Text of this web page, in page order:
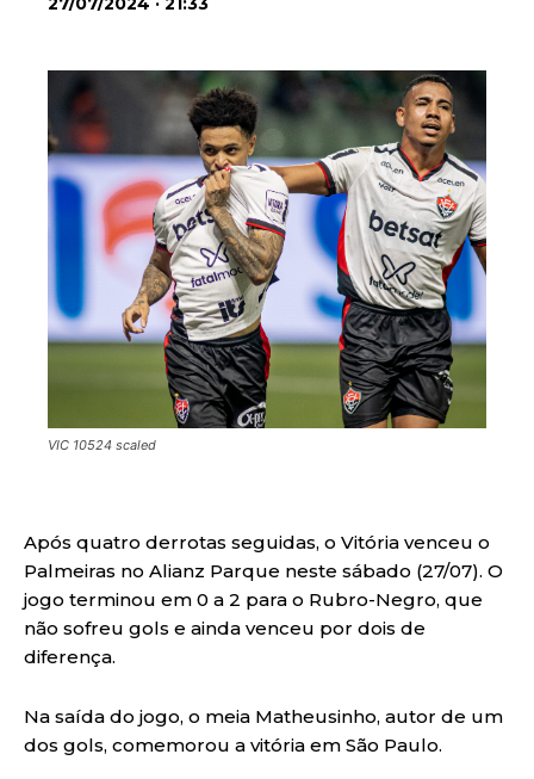
VIC 10524 scaled
Após quatro derrotas seguidas, o Vitória venceu o
Palmeiras no Alianz Parque neste sábado (27/07). O
jogo terminou em 0 a 2 para o Rubro-Negro, que
não sofreu gols e ainda venceu por dois de
diferença.
Na saída do jogo, o meia Matheusinho, autor de um
dos gols, comemorou a vitória em São Paulo.